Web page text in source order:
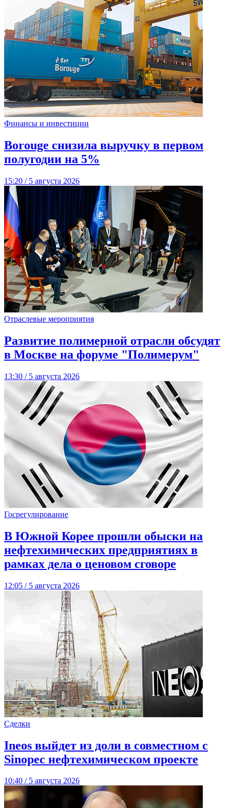
Финансы и инвестиции
Borouge снизила выручку в первом
полугодии на 5%
15:20 / 5 августа 2026
Отраслевые мероприятия
Развитие полимерной отрасли обсудят
в Москве на форуме "Полимерум"
13:30 / 5 августа 2026
Госрегулирование
В Южной Корее прошли обыски на
нефтехимических предприятиях в
рамках дела о ценовом сговоре
12:05 / 5 августа 2026
Сделки
Ineos выйдет из доли в совместном с
Sinopec нефтехимическом проекте
10:40 / 5 августа 2026